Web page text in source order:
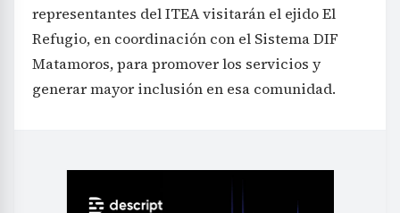
representantes del ITEA visitarán el ejido El
Refugio, en coordinación con el Sistema DIF
Matamoros, para promover los servicios y
generar mayor inclusión en esa comunidad.